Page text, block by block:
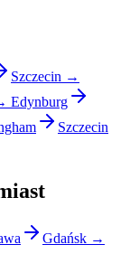
Szczecin →
Edynburg
Szczecin
Gdańsk →